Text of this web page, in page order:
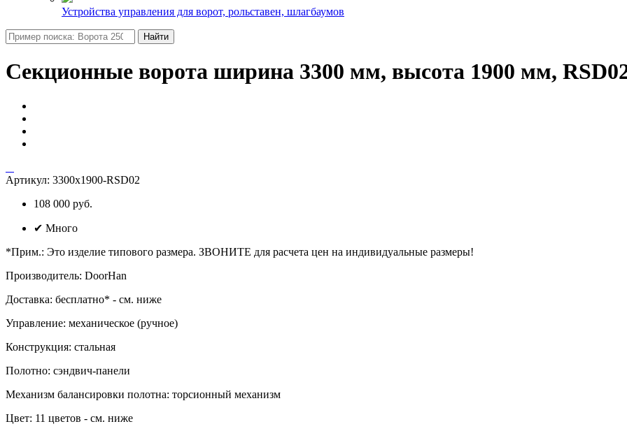
Устройства управления для ворот, рольставен, шлагбаумов
Найти
Секционные ворота ширина 3300 мм, высота 1900 мм,
Артикул: 3300х1900-RSD02
108 000 руб.
✔ Много
*Прим.: Это изделие типового размера. ЗВОНИТЕ для расчета цен на индивидуальные размеры!
Производитель: DoorHan
Доставка: бесплатно* - см. ниже
Управление: механическое (ручное)
Конструкция: стальная
Полотно: сэндвич-панели
Механизм балансировки полотна: торсионный механизм
Цвет: 11 цветов - см. ниже